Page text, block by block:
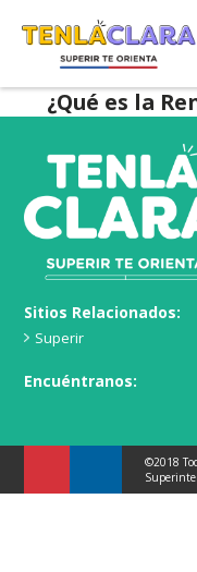
¿Qué es la
Sitios Relacionados:
Superir
Encuéntranos:
©2018